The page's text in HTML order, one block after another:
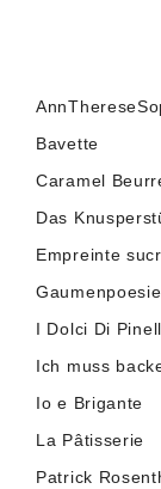
Bavette
Caramel
Das
Empreinte
Gaumenpoesie
I Dolci Di
Ich muss
Io e Brigante
La Pâtisserie
Patrick